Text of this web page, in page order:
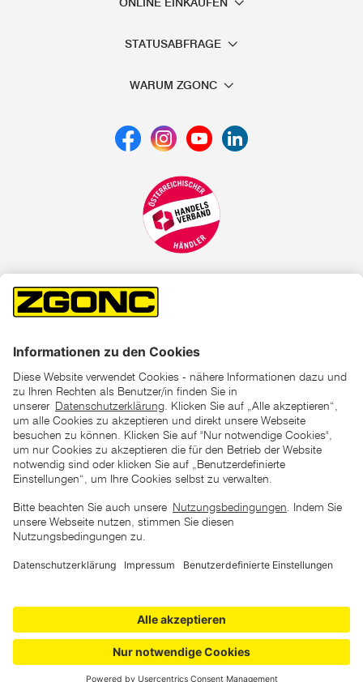
ONLINE EINKAUFEN
STATUSABFRAGE
WARUM ZGONC
Tagen vor Beginn dieser Aktion verlangte Preis
unter den UVP Preisen auf dieser Website sind die
Copyright © 2026 ZGONC. Alle Rechte vorbehalten.
AGB Datenschutz Impressum Barrierefreiheitserklärung